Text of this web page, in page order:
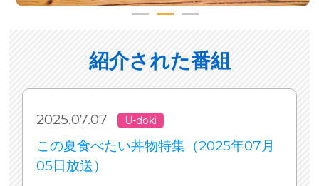
紹介された番組
2025.07.07 U-doki
この夏食べたい丼物特集（2025年07月
05日放送）